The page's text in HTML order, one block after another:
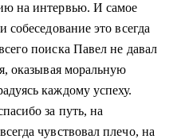
на интервью. И самое
собеседование это всегда
поиска Павел не давал
оказывая моральную
каждому успеху.
за путь, на
чувствовал плечо, на